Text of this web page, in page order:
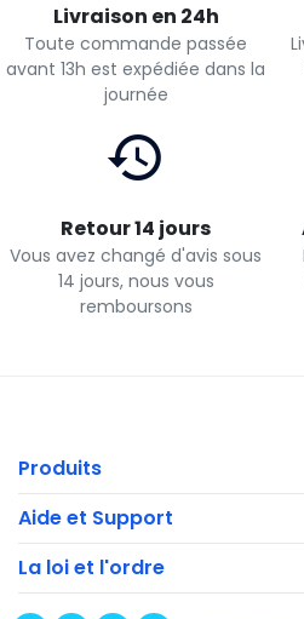
Livraison en 24h
Toute commande passée
avant 13h est expédiée dans la
journée
Retour 14 jours
Vous avez changé d'avis sous
14 jours, nous vous
remboursons
Produits
Aide et Support
La loi et l'ordre